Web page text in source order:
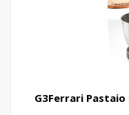
G3Ferrari